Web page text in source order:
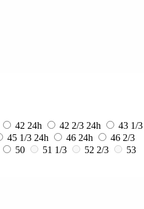
42 24h 42 2/3 24h
43 1/3
45 1/3 24h 46 24h
46 2/3
50 51 1/3 52 2/3
53